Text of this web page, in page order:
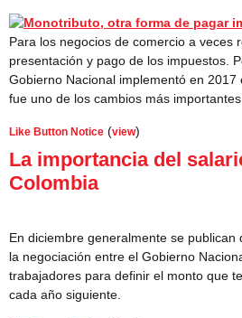
Para los negocios de comercio a veces
presentación y pago de los impuestos.
Gobierno Nacional implementó en 2017
fue uno de los cambios más
Like Button Notice (view)
La importancia del
Colombia
En diciembre generalmente se publican
la negociación entre el Gobierno
trabajadores para definir el monto que
cada año siguiente.